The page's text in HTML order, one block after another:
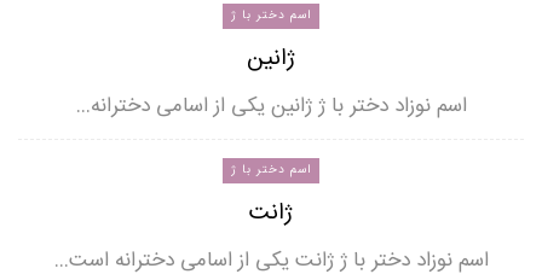
اسم دختر با ژ
ژانین
اسم نوزاد دختر با ژ ژانین یکی از اسامی دخترانه…
اسم دختر با ژ
ژانت
اسم نوزاد دختر با ژ ژانت یکی از اسامی دخترانه است…